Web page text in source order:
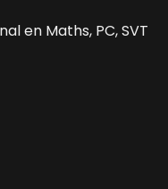
en Maths, PC, SVT